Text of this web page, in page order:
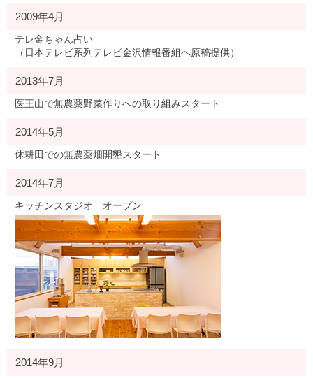
2009年4月
テレ金ちゃん占い
（日本テレビ系列テレビ金沢情報番組へ原稿提供）
2013年7月
医王山で無農薬野菜作りへの取り組みスタート
2014年5月
休耕田での無農薬畑開墾スタート
2014年7月
キッチンスタジオ オープン
2014年9月